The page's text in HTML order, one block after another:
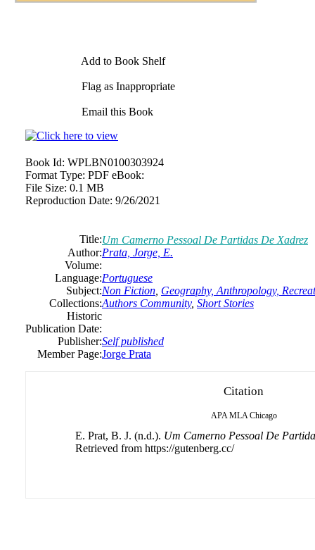
Add to Book Shelf
Flag as Inappropriate
Email this Book
Book Id: WPLBN0100303924
Format Type: PDF eBook:
File Size: 0.1 MB
Reproduction Date: 9/26/2021
Title:Um Camerno Pessoal De Partidas De Xadrez
Author:Prata, Jorge, E.
Volume:
Language:Portuguese
Subject:Non Fiction, Geography, Anthropology,
Collections:Authors Community, Short Stories
Historic
Publication Date:
Publisher:Self published
Member Page:Jorge Prata
Citation
APA MLA Chicago
E. Prat, B. J. (n.d.). Um Camerno Pessoal De
Retrieved from https://gutenberg.cc/